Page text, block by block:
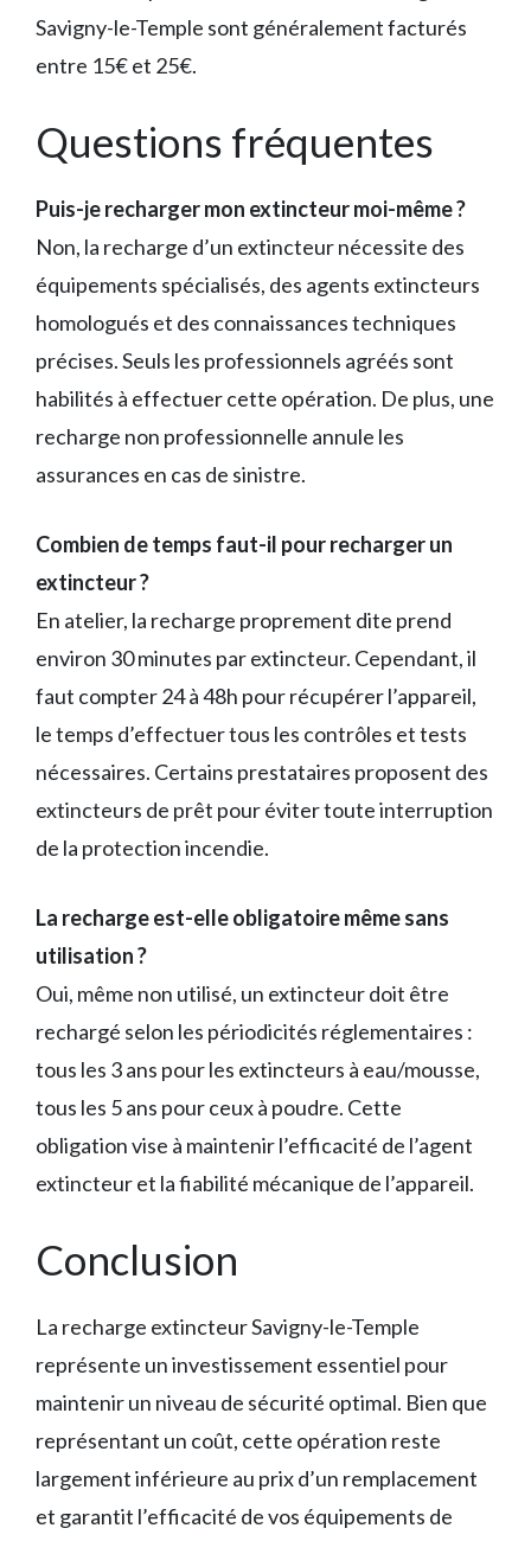
Savigny-le-Temple sont généralement facturés
entre 15€ et 25€.
Questions fréquentes
Puis-je recharger mon extincteur moi-même ?
Non, la recharge d’un extincteur nécessite des
équipements spécialisés, des agents extincteurs
homologués et des connaissances techniques
précises. Seuls les professionnels agréés sont
habilités à effectuer cette opération. De plus, une
recharge non professionnelle annule les
assurances en cas de sinistre.
Combien de temps faut-il pour recharger un
extincteur ?
En atelier, la recharge proprement dite prend
environ 30 minutes par extincteur. Cependant, il
faut compter 24 à 48h pour récupérer l’appareil,
le temps d’effectuer tous les contrôles et tests
nécessaires. Certains prestataires proposent des
extincteurs de prêt pour éviter toute interruption
de la protection incendie.
La recharge est-elle obligatoire même sans
utilisation ?
Oui, même non utilisé, un extincteur doit être
rechargé selon les périodicités réglementaires :
tous les 3 ans pour les extincteurs à eau/mousse,
tous les 5 ans pour ceux à poudre. Cette
obligation vise à maintenir l’efficacité de l’agent
extincteur et la fiabilité mécanique de l’appareil.
Conclusion
La recharge extincteur Savigny-le-Temple
représente un investissement essentiel pour
maintenir un niveau de sécurité optimal. Bien que
représentant un coût, cette opération reste
largement inférieure au prix d’un remplacement
et garantit l’efficacité de vos équipements de